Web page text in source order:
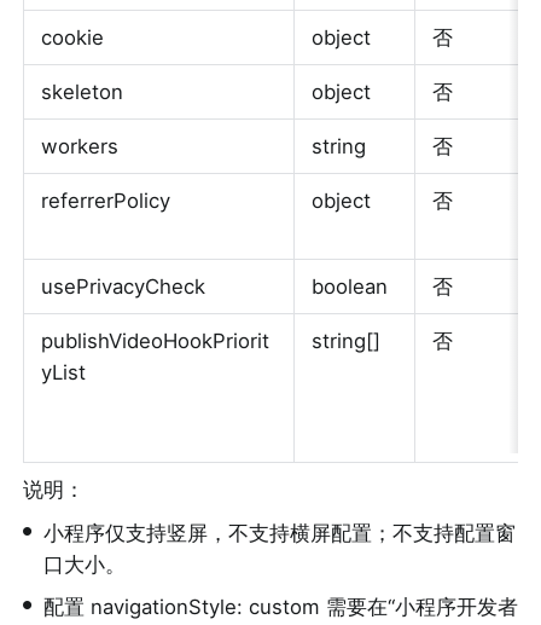
cookie object 否
skeleton object 否
workers string 否
referrerPolicy object 否
usePrivacyCheck boolean 否
publishVideoHookPriorit
yList
string[] 否
说明：
• 小程序仅支持竖屏，不支持横屏配置；不支持配置窗
口大小。
• 配置 navigationStyle: custom 需要在“小程序开发者